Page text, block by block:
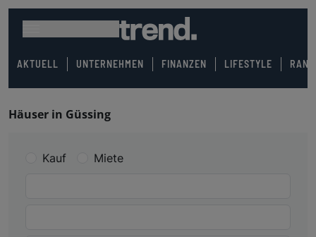
AKTUELL UNTERNEHMEN FINANZEN LIFESTYLE
Häuser in Güssing
Kauf Miete